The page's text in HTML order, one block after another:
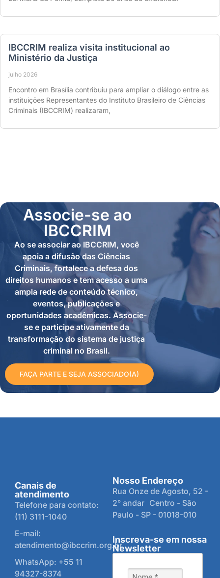
IBCCRIM realiza visita institucional ao
Ministério da Justiça
julho 2026
Encontro em Brasília contribuiu para ampliar o diálogo entre as
instituições Representantes do Instituto Brasileiro de Ciências
Criminais (IBCCRIM) realizaram,
Associe-se ao
IBCCRIM
Ao se associar ao IBCCRIM, você
apoia a difusão das Ciências
Criminais, fortalece a defesa dos
direitos humanos e tem acesso a uma
ampla rede de conteúdo técnico,
eventos, publicações e
oportunidades acadêmicas. Associe-
se e participe ativamente da
transformação do sistema de justiça
criminal no Brasil.
FAÇA PARTE E SEJA ASSOCIADO(A)
Canais de
atendimento
Telefone para contato:
(11) 3111-1040
E-mail:
atendimento@ibccrim.org.br
WhatsApp: +55 11
94327-8374
Nosso Endereço
Rua Onze de Agosto, 52 -
2° andar Centro - São
Paulo - SP - 01018-010
Inscreva-se em nossa
Newsletter